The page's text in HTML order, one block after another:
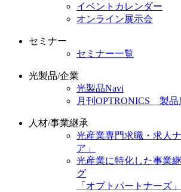
イベントカレンダー
オンライン展示会
セミナー
セミナー一覧
光製品/企業
光製品Navi
月刊OPTRONICS 製品
人材/事業継承
光産業専門求職・求人
ア」
光産業に特化した事業
グ
「オプトパートナーズ」